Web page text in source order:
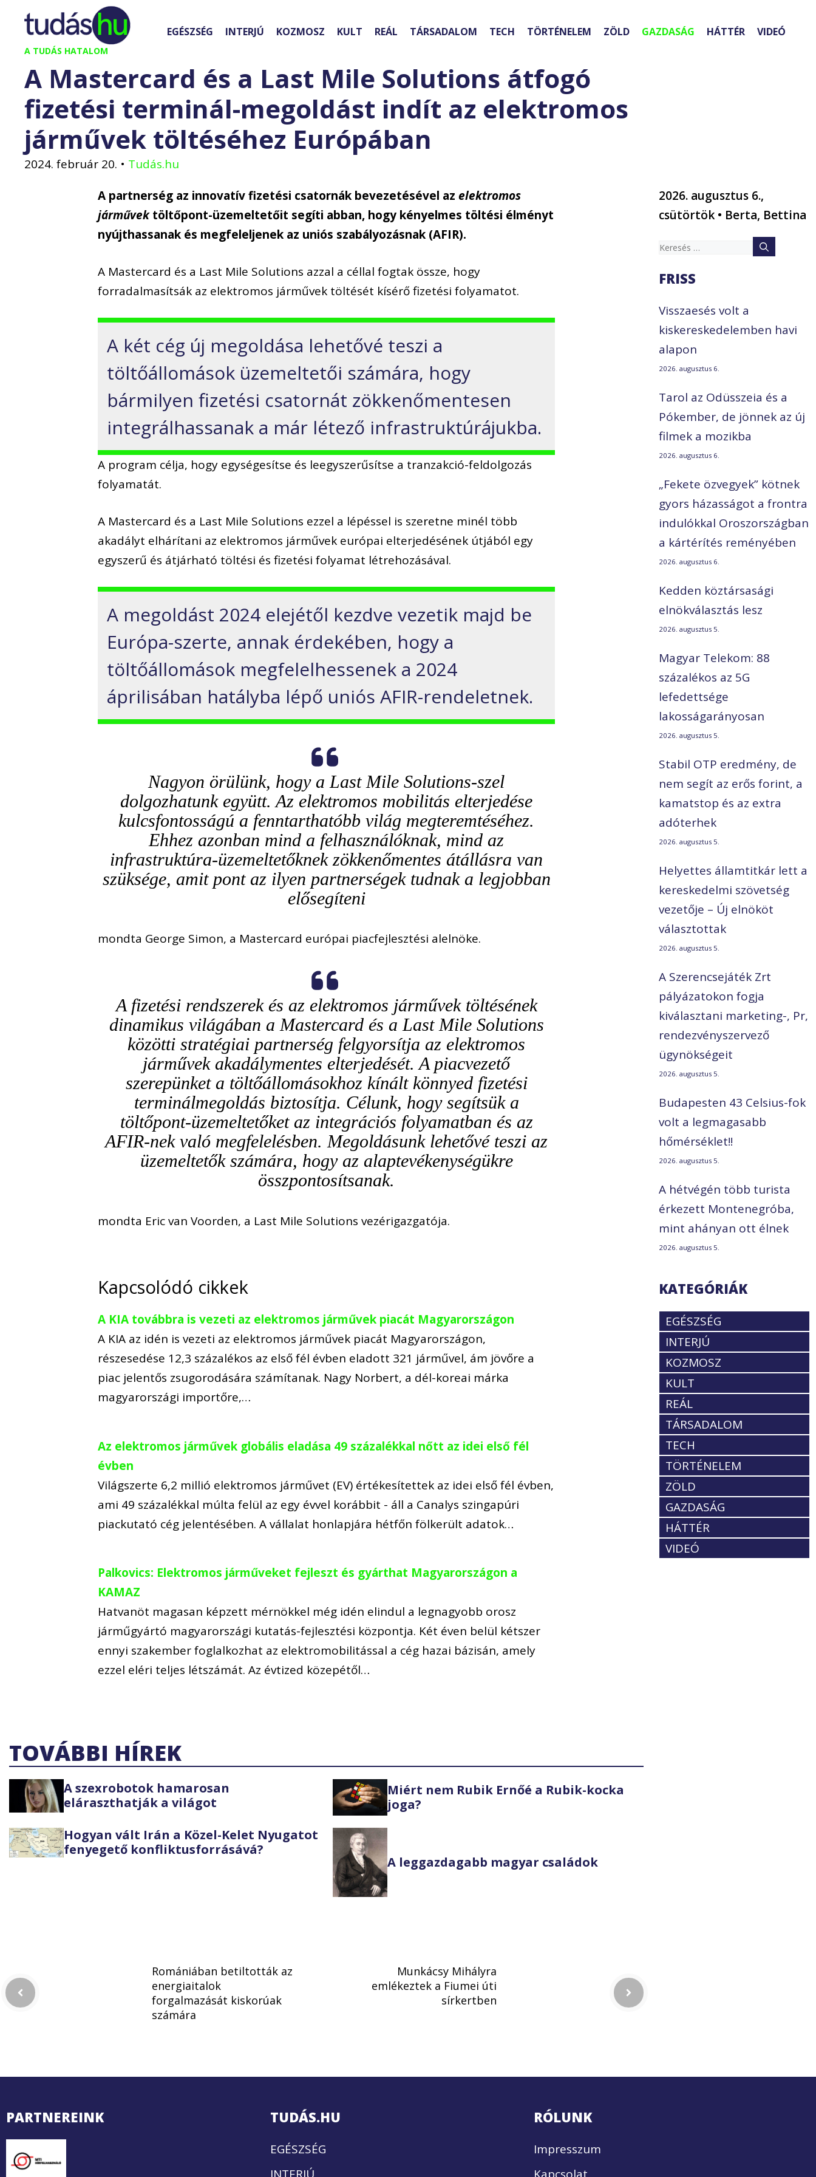
Kilépés
tartalomba
A TUDÁS HATALOM
EGÉSZSÉG INTERJÚ KOZMOSZ KULT REÁL TÁRSADALOM TECH TÖRTÉNELEM ZÖLD GAZDASÁG HÁTTÉR VIDEÓ
A Mastercard és a Last Mile Solutions átfogó
fizetési terminál-megoldást indít az elektromos
járművek töltéséhez Európában
2024. február 20. • Tudás.hu
A partnerség az innovatív fizetési csatornák bevezetésével azelektromos
járművektöltőpont-üzemeltetőit segíti abban, hogy kényelmes töltési élményt
nyújthassanak és megfeleljenek az uniós szabályozásnak (AFIR).
A Mastercard és a Last Mile Solutions azzal a céllal fogtak össze, hogy
forradalmasítsák az elektromos járművek töltését kísérő fizetési folyamatot.
A két cég új megoldása lehetővé teszi a
töltőállomások üzemeltetői számára, hogy
bármilyen fizetési csatornát zökkenőmentesen
integrálhassanak a már létező infrastruktúrájukba.
A program célja, hogy egységesítse és leegyszerűsítse a tranzakció-feldolgozás
folyamatát.
A Mastercard és a Last Mile Solutions ezzel a lépéssel is szeretne minél több
akadályt elhárítani az elektromos járművek európai elterjedésének útjából egy
egyszerű és átjárható töltési és fizetési folyamat létrehozásával.
A megoldást 2024 elejétől kezdve vezetik majd be
Európa-szerte, annak érdekében, hogy a
töltőállomások megfelelhessenek a 2024
áprilisában hatályba lépő uniós AFIR-rendeletnek.
Nagyon örülünk, hogy a Last Mile Solutions-szel
dolgozhatunk együtt. Az elektromos mobilitás elterjedése
kulcsfontosságú a fenntarthatóbb világ megteremtéséhez.
Ehhez azonban mind a felhasználóknak, mind az
infrastruktúra-üzemeltetőknek zökkenőmentes átállásra van
szüksége, amit pont az ilyen partnerségek tudnak a legjobban
elősegíteni
mondta George Simon, a Mastercard európai piacfejlesztési alelnöke.
A fizetési rendszerek és az elektromos járművek töltésének
dinamikus világában a Mastercard és a Last Mile Solutions
közötti stratégiai partnerség felgyorsítja az elektromos
járművek akadálymentes elterjedését. A piacvezető
szerepünket a töltőállomásokhoz kínált könnyed fizetési
terminálmegoldás biztosítja. Célunk, hogy segítsük a
töltőpont-üzemeltetőket az integrációs folyamatban és az
AFIR-nek való megfelelésben. Megoldásunk lehetővé teszi az
üzemeltetők számára, hogy az alaptevékenységükre
összpontosítsanak.
mondta Eric van Voorden, a Last Mile Solutions vezérigazgatója.
Kapcsolódó cikkek
A KIA továbbra is vezeti az elektromos járművek piacát Magyarországon
A KIA az idén is vezeti az elektromos járművek piacát Magyarországon,
részesedése 12,3 százalékos az első fél évben eladott 321 járművel, ám jövőre a
piac jelentős zsugorodására számítanak. Nagy Norbert, a dél-koreai márka
magyarországi importőre,…
Az elektromos járművek globális eladása 49 százalékkal nőtt az idei első fél
évben
Világszerte 6,2 millió elektromos járművet (EV) értékesítettek az idei első fél évben,
ami 49 százalékkal múlta felül az egy évvel korábbit - áll a Canalys szingapúri
piackutató cég jelentésében. A vállalat honlapjára hétfőn fölkerült adatok…
Palkovics: Elektromos járműveket fejleszt és gyárthat Magyarországon a
KAMAZ
Hatvanöt magasan képzett mérnökkel még idén elindul a legnagyobb orosz
járműgyártó magyarországi kutatás-fejlesztési központja. Két éven belül kétszer
ennyi szakember foglalkozhat az elektromobilitással a cég hazai bázisán, amely
ezzel eléri teljes létszámát. Az évtized közepétől…
TOVÁBBI HÍREK
A szexrobotok hamarosan
eláraszthatják a világot
Miért nem Rubik Ernőé a Rubik-kocka
joga?
Hogyan vált Irán a Közel-Kelet Nyugatot
fenyegető konfliktusforrásává?
A leggazdagabb magyar családok
2026. augusztus 6.,
csütörtök • Berta, Bettina
Keresés:
FRISS
Visszaesés volt a
kiskereskedelemben havi
alapon
2026. augusztus 6.
Tarol az Odüsszeia és a
Pókember, de jönnek az új
filmek a mozikba
2026. augusztus 6.
„Fekete özvegyek” kötnek
gyors házasságot a frontra
indulókkal Oroszországban
a kártérítés reményében
2026. augusztus 6.
Kedden köztársasági
elnökválasztás lesz
2026. augusztus 5.
Magyar Telekom: 88
százalékos az 5G
lefedettsége
lakosságarányosan
2026. augusztus 5.
Stabil OTP eredmény, de
nem segít az erős forint, a
kamatstop és az extra
adóterhek
2026. augusztus 5.
Helyettes államtitkár lett a
kereskedelmi szövetség
vezetője – Új elnököt
választottak
2026. augusztus 5.
A Szerencsejáték Zrt
pályázatokon fogja
kiválasztani marketing-, Pr,
rendezvényszervező
ügynökségeit
2026. augusztus 5.
Budapesten 43 Celsius-fok
volt a legmagasabb
hőmérséklet!!
2026. augusztus 5.
A hétvégén több turista
érkezett Montenegróba,
mint ahányan ott élnek
2026. augusztus 5.
KATEGÓRIÁK
EGÉSZSÉG
INTERJÚ
KOZMOSZ
KULT
REÁL
TÁRSADALOM
TECH
TÖRTÉNELEM
ZÖLD
GAZDASÁG
HÁTTÉR
VIDEÓ
Romániában betiltották az
energiaitalok
forgalmazását kiskorúak
számára
Munkácsy Mihályra
emlékeztek a Fiumei úti
sírkertben
PARTNEREINK TUDÁS.HU
EGÉSZSÉG
RÓLUNK
Impresszum